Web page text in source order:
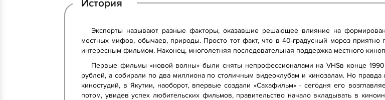
История
Эксперты называют разные факторы, оказавшие решающее влияние на
местных мифов, обычаев, природы. Просто тот факт, что в 40-градусный мороз приятно
интересным фильмом. Наконец, многолетняя последовательная поддержка местного
Первые фильмы «новой волны» были сняты непрофессионалами на VHSв конце
рублей, а собирали по два миллиона по столичным видеоклубам и кинозалам. Но правда
киностудий, в Якутии, наоборот, впервые создали «Сахафильм» - сегодня его
потом, увидев успех любительских фильмов, правительство начало вкладывать в